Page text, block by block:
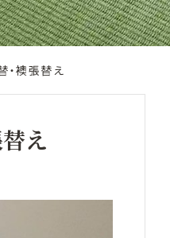
襖張替え
え